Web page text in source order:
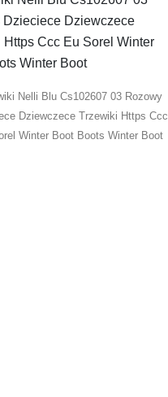
Nelli Blu Cs102607 03 Rozowy
Dziewczece Trzewiki Https Ccc
Winter Boot Boots Winter Boot